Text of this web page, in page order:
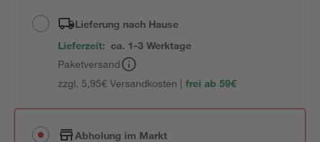
Lieferung nach Hause
Lieferzeit: ca. 1-3 Werktage
Paketversand
zzgl. 5,95€ Versandkosten | frei ab 59€
Abholung im Markt